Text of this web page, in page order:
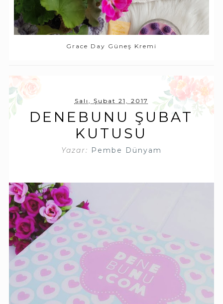
Grace Day Güneş Kremi
Salı, Şubat 21, 2017
DENEBUNU ŞUBAT
KUTUSU
Yazar: Pembe Dünyam